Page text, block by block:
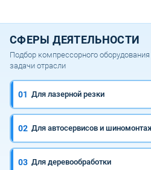
СФЕРЫ ДЕЯТЕЛЬНОСТИ
Подбор компрессорного
задачи отрасли
01 Для лазерной резки
02 Для автосервисов и
03 Для деревообработки